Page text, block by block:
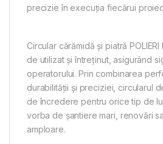
precizie în execuția fiecărui
Circular cărămidă și piatră
de utilizat și întreținut, asigurând
operatorului. Prin combinarea
durabilității și preciziei, circularul
de încredere pentru orice tip de
vorba de șantiere mari, renovări
amploare.